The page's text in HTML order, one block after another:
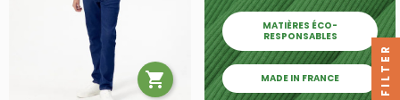

MATIÈRES ÉCO-
RESPONSABLES
MADE IN FRANCE FILTER